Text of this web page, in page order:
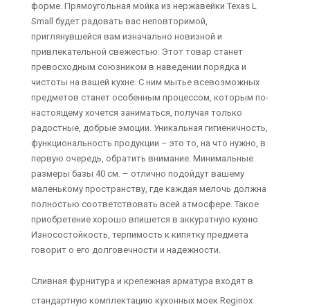
форме. Прямоугольная мойка из нержавейки Texas L
Small будет радовать вас неповторимой,
приглянувшейся вам изначально новизной и
привлекательной свежестью. Этот товар станет
превосходным союзником в наведении порядка и
чистоты на вашей кухне. С ним мытье всевозможных
предметов станет особенным процессом, которым по-
настоящему хочется заниматься, получая только
радостные, добрые эмоции. Уникальная гигиеничность,
функциональность продукции – это то, на что нужно, в
первую очередь, обратить внимание. Минимальные
размеры базы 40 см. – отлично подойдут вашему
маленькому пространству, где каждая мелочь должна
полностью соответствовать всей атмосфере. Такое
приобретение хорошо впишется в аккуратную кухню
Износостойкость, терпимость к кипятку предмета
говорит о его долговечности и надежности.
Сливная фурнитура и крепежная арматура входят в
стандартную комплектацию кухонных моек Reginox